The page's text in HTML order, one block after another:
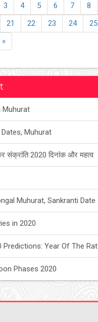
3 4 5 6 7 8
21 22 23 24 25
»
Muhurat
Muhurat
संक्रांति 2020 दिनांक और महत्व
Muhurat, Sankranti Date
in 2020
Year Of The Rat
Phases 2020